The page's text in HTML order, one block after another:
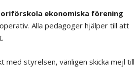
ekonomiska förening
Alla pedagoger hjälper till att
med styrelsen, vänligen skicka mejl till